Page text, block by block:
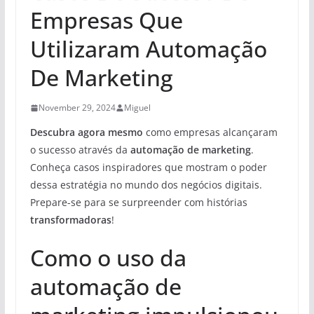
Empresas Que
Utilizaram Automação
De Marketing
November 29, 2024 Miguel
Descubra agora mesmo como empresas alcançaram
o sucesso através da automação de marketing.
Conheça casos inspiradores que mostram o poder
dessa estratégia no mundo dos negócios digitais.
Prepare-se para se surpreender com histórias
transformadoras!
Como o uso da
automação de